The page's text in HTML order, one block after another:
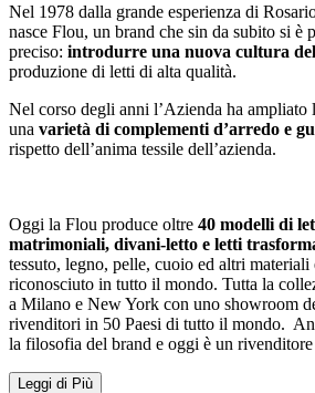
Nel 1978 dalla grande esperienza di
nasce Flou, un brand che sin da subito si è
preciso: introdurre una nuova cultura
produzione di letti di alta qualità.
Nel corso degli anni l’Azienda ha ampliato
una varietà di complementi d’arredo e
rispetto dell’anima tessile dell’azienda.
Oggi la Flou produce oltre 40 modelli di
matrimoniali, divani-letto e letti
tessuto, legno, pelle, cuoio ed altri materiali
riconosciuto in tutto il mondo. Tutta la
a Milano e New York con uno showroom
rivenditori in 50 Paesi di tutto il mondo.
la filosofia del brand e oggi è un
Leggi di Più